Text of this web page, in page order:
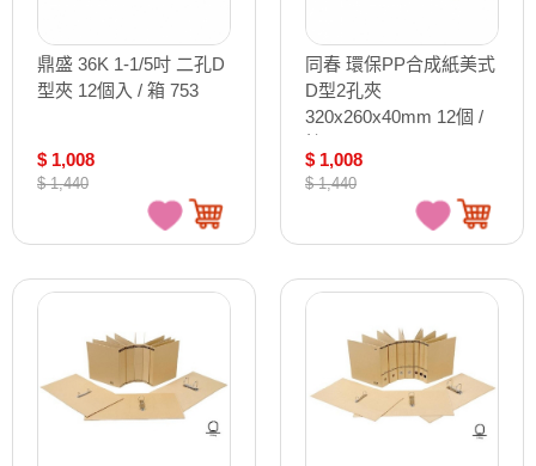
鼎盛 36K 1-1/5吋 二孔D
型夾 12個入 / 箱 753
$ 1,008
$ 1,440
同春 環保PP合成紙美式
D型2孔夾
320x260x40mm 12個 /
$ 1,008
$ 1,440